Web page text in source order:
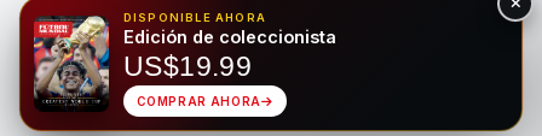
© 2026 Fútbol Mundial®. Todos los derechos reservados. Solo
para fines de entretenimiento. Por favor, apuesta de forma
responsable.
Juego ResponsablePrivacidad
Hecho para el deporte rey • Bilingüe EN/ES
DISPONIBLE AHORA
Edición de coleccionista
US$19.99
COMPRAR AHORA